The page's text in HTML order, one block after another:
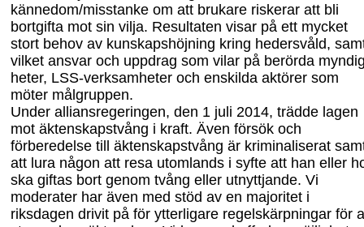
kännedom/misstanke om att brukare riskerar att bli
bortgifta mot sin vilja. Resultaten visar på ett mycket
stort behov av kunskapshöjning kring hedersvåld,
vilket ansvar och uppdrag som vilar på berörda
heter, LSS-verksamheter och enskilda aktörer som
möter målgruppen.
Under alliansregeringen, den 1 juli 2014, trädde lagen
mot äktenskapstvång i kraft. Även försök och
förberedelse till äktenskapstvång är kriminaliserat
att lura någon att resa utomlands i syfte att han eller
ska giftas bort genom tvång eller utnyttjande. Vi
moderater har även med stöd av en majoritet i
riksdagen drivit på för ytterligare regelskärpningar för